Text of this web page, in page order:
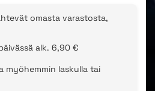
omasta varastosta,
alk. 6,90 €
myöhemmin laskulla tai